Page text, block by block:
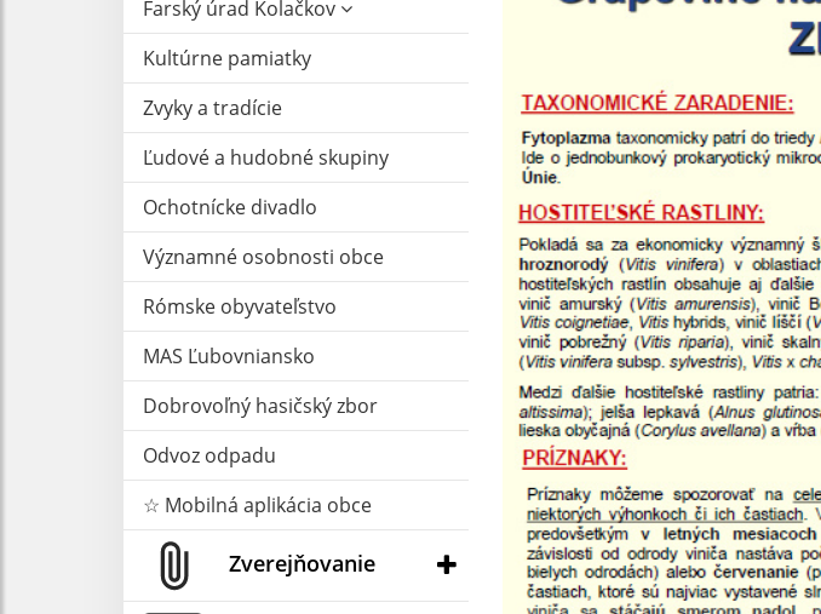
Farský úrad Kolačkov
Kultúrne pamiatky
Zvyky a tradície
Ľudové a hudobné skupiny
Ochotnícke divadlo
Významné osobnosti obce
Rómske obyvateľstvo
MAS Ľubovniansko
Dobrovoľný hasičský zbor
Odvoz odpadu
☆ Mobilná aplikácia obce
Zverejňovanie